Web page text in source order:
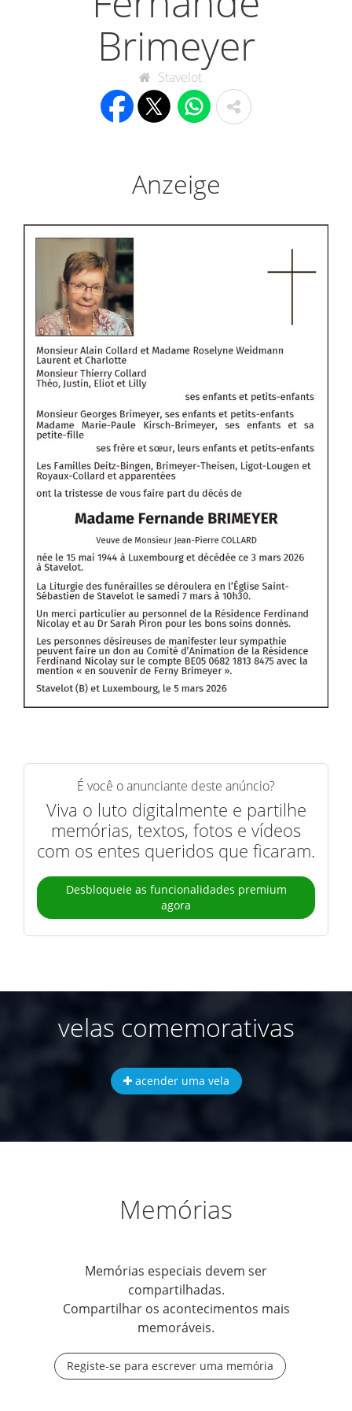
Brimeyer
Stavelot
Anzeige
É você o anunciante deste anúncio?
Viva o luto digitalmente e partilhe
memórias, textos, fotos e vídeos
com os entes queridos que ficaram.
Desbloqueie as funcionalidades premium
agora
velas comemorativas
acender uma vela
Memórias
Memórias especiais devem ser
compartilhadas.
Compartilhar os acontecimentos mais
memoráveis.
Registe-se para escrever uma memória